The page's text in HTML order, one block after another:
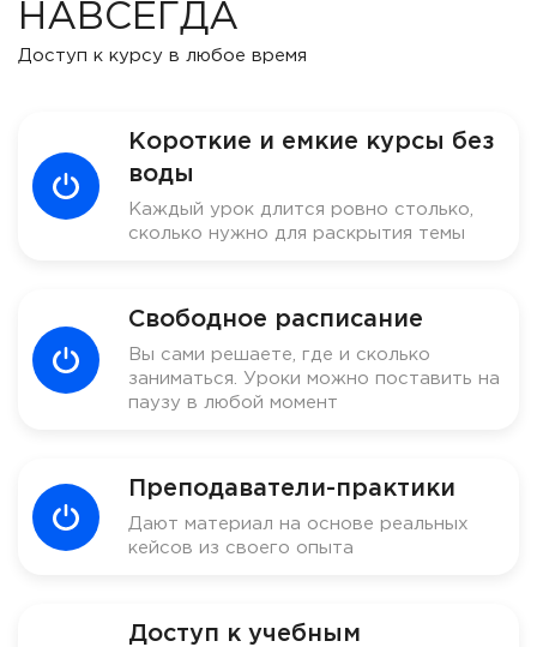
НАВСЕГДА
Доступ к курсу в любое время
Короткие и емкие курсы без
воды
Каждый урок длится ровно столько,
сколько нужно для раскрытия темы
Свободное расписание
Вы сами решаете, где и сколько
заниматься. Уроки можно поставить на
паузу в любой момент
Преподаватели-практики
Дают материал на основе реальных
кейсов из своего опыта
Доступ к учебным